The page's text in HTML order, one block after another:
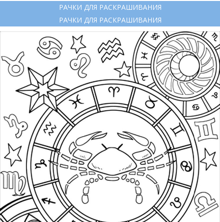
РАЧКИ ДЛЯ РАСКРАШИВАНИЯ
РАЧКИ ДЛЯ РАСКРАШИВАНИЯ